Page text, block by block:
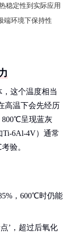
稳定性到实际应用
端环境下保持性
这个温度相当
高温下会先经历
呈现蓝灰
6Al-4V）通常
验。
，600℃时仍能
’，超过后氧化